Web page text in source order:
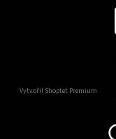
Vytvořil Shoptet Premium